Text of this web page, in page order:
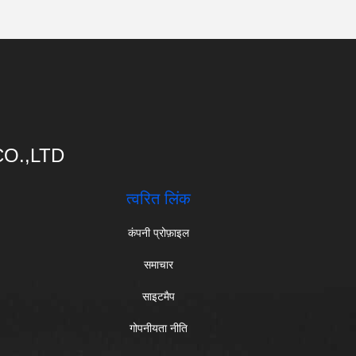
त्वरित लिंक
कंपनी प्रोफ़ाइल
समाचार
साइटमैप
गोपनीयता नीति